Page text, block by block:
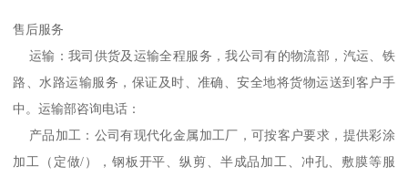
售后服务
运输：我司供货及运输全程服务，我公司有的物流部，汽运、铁
路、水路运输服务，保证及时、准确、安全地将货物运送到客户手
中。运输部咨询电话：
产品加工：公司有现代化金属加工厂，可按客户要求，提供彩涂
加工（定做/），钢板开平、纵剪、半成品加工、冲孔、敷膜等服